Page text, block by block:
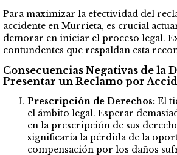
Para maximizar la efectividad del
accidente en Murrieta, es crucial
demorar en iniciar el proceso legal.
contundentes que respaldan esta
Consecuencias Negativas de la
Presentar un Reclamo por
Prescripción de Derechos: El
el ámbito legal. Esperar
en la prescripción de sus
significaría la pérdida de la
compensación por los daños